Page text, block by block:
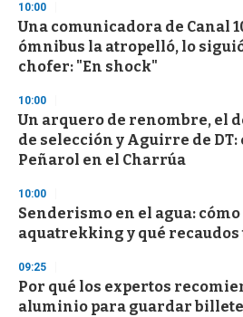
3
s
e
c
o
d
s
10:00
Una comunicadora de Canal
ómnibus la atropelló, lo
chofer: "En shock"
10:00
Un arquero de renombre, el
de selección y Aguirre de DT:
Peñarol en el Charrúa
10:00
Senderismo en el agua:
aquatrekking y qué
09:25
Por qué los expertos
aluminio para guardar